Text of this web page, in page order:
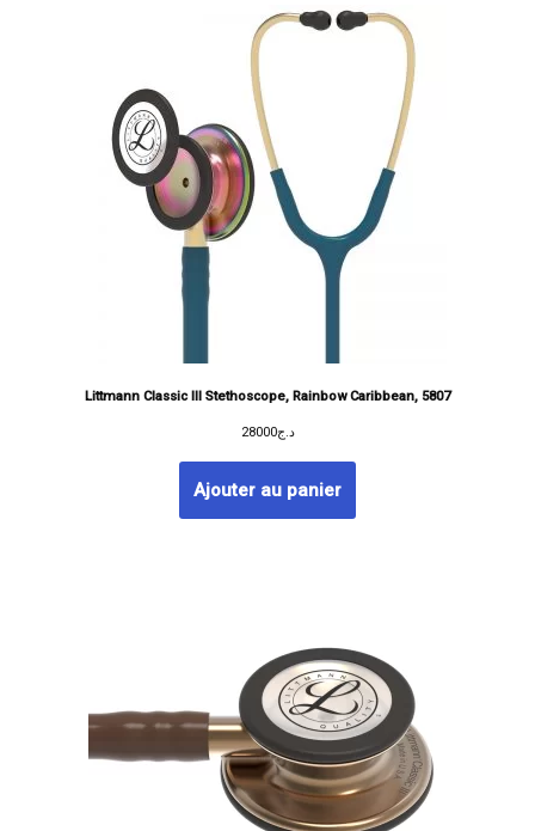
Littmann Classic III Stethoscope, Rainbow Caribbean, 5807
د.ج28000
Ajouter au panier